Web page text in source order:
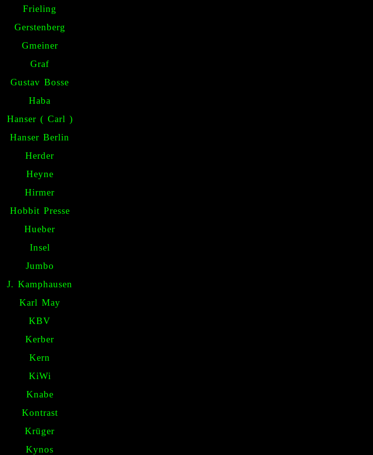
Frieling
Gerstenberg
Gmeiner
Graf
Gustav Bosse
Haba
Hanser ( Carl )
Hanser Berlin
Herder
Heyne
Hirmer
Hobbit Presse
Hueber
Insel
Jumbo
J. Kamphausen
Karl May
KBV
Kerber
Kern
KiWi
Knabe
Kontrast
Krüger
Kynos